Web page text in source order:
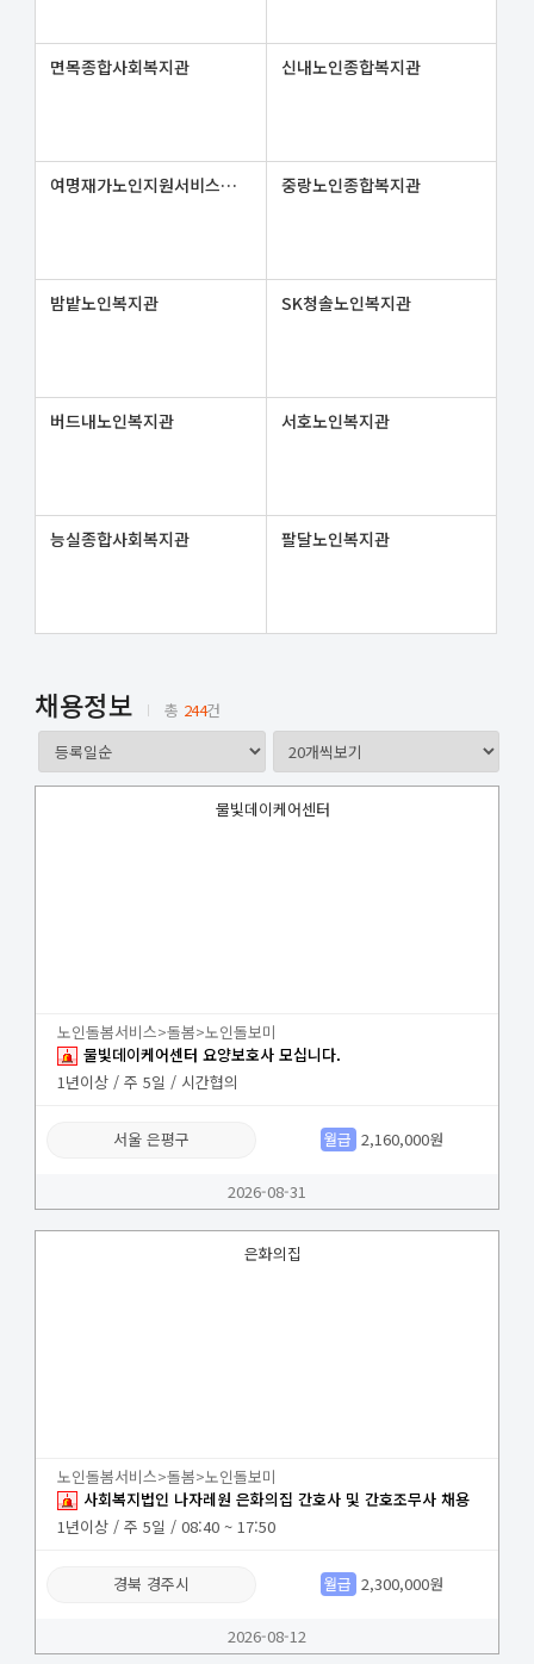
면목종합사회복지관 신내노인종합복지관
여명재가노인지원서비스센터 중랑노인종합복지관
밤밭노인복지관 SK청솔노인복지관
버드내노인복지관 서호노인복지관
능실종합사회복지관 팔달노인복지관
채용정보 총 244건
물빛데이케어센터
노인돌봄서비스>돌봄>노인돌보미
물빛데이케어센터 요양보호사 모십니다.
1년이상 / 주 5일 / 시간협의
서울 은평구 월급 2,160,000원
2026-08-31
은화의집
노인돌봄서비스>돌봄>노인돌보미
사회복지법인 나자레원 은화의집 간호사 및 간호조무사 채용
1년이상 / 주 5일 / 08:40 ~ 17:50
경북 경주시 월급 2,300,000원
2026-08-12